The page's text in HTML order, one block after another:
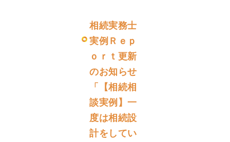
相続実務士
実例Ｒｅｐ
ｏｒｔ更新
のお知らせ
「【相続相
談実例】一
度は相続設
計をしてい